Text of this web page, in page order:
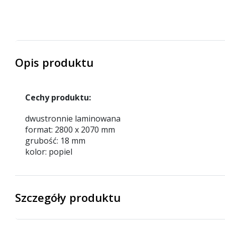
Opis produktu
Cechy produktu:
dwustronnie laminowana
format: 2800 x 2070 mm
grubość: 18 mm
kolor: popiel
Szczegóły produktu